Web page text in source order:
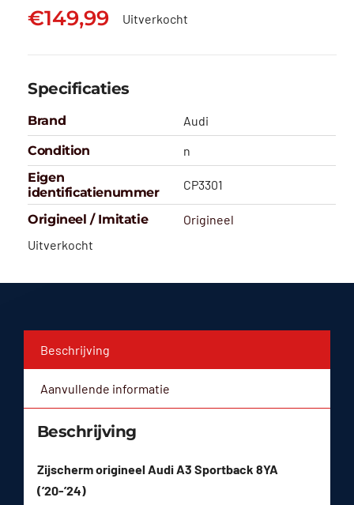
€149,99 Uitverkocht
Specificaties
Brand
Audi
Condition
n
Eigen
identificatienummer
CP3301
Origineel / Imitatie
Origineel
Uitverkocht
Beschrijving
Aanvullende informatie
Beschrijving
Zijscherm origineel Audi A3 Sportback 8YA
(’20-’24)